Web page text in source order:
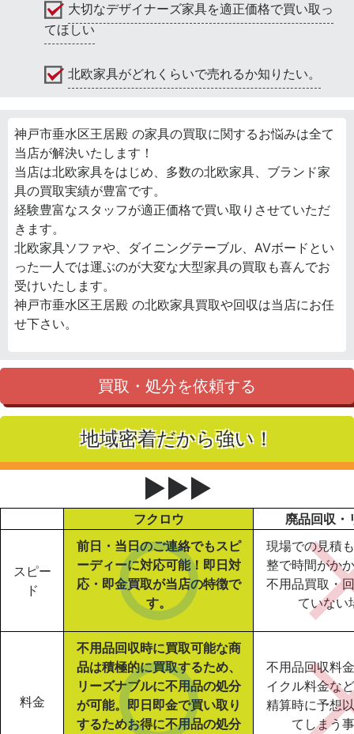
大切なデザイナーズ家具を適正価格で買い取っ
てほしい
北欧家具がどれくらいで売れるか知りたい。
神戸市垂水区王居殿 の家具の買取に関するお悩みは全て
当店が解決いたします！
当店は北欧家具をはじめ、多数の北欧家具、ブランド家
具の買取実績が豊富です。
経験豊富なスタッフが適正価格で買い取りさせていただ
きます。
北欧家具ソファや、ダイニングテーブル、AVボードとい
った一人では運ぶのが大変な大型家具の買取も喜んでお
受けいたします。
神戸市垂水区王居殿 の北欧家具買取や回収は当店にお任
せ下さい。
買取・処分を依頼する
地域密着だから強い！
▶▶▶
フクロウ 廃品回収・
スピー
ド
前日・当日のご連絡でもスピ
ーディーに対応可能！即日対
応・即金買取が当店の特徴で
す。
現場での見積
整で時間がか
不用品買取・
ていない
料金
不用品回収時に買取可能な商
品は積極的に買取するため、
リーズナブルに不用品の処分
が可能。即日即金で買い取り
するためお得に不用品の処分
不用品回収料
イクル料金な
精算時に予想
てしまう